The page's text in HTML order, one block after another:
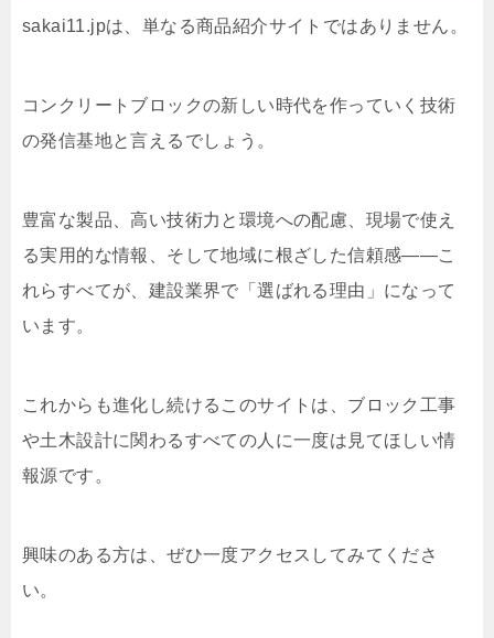
sakai11.jpは、単なる商品紹介サイトではありません。
コンクリートブロックの新しい時代を作っていく技術
の発信基地と言えるでしょう。
豊富な製品、高い技術力と環境への配慮、現場で使え
る実用的な情報、そして地域に根ざした信頼感——こ
れらすべてが、建設業界で「選ばれる理由」になって
います。
これからも進化し続けるこのサイトは、ブロック工事
や土木設計に関わるすべての人に一度は見てほしい情
報源です。
興味のある方は、ぜひ一度アクセスしてみてくださ
い。